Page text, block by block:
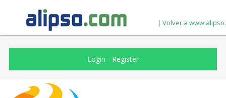
| Volver a
Login - Register